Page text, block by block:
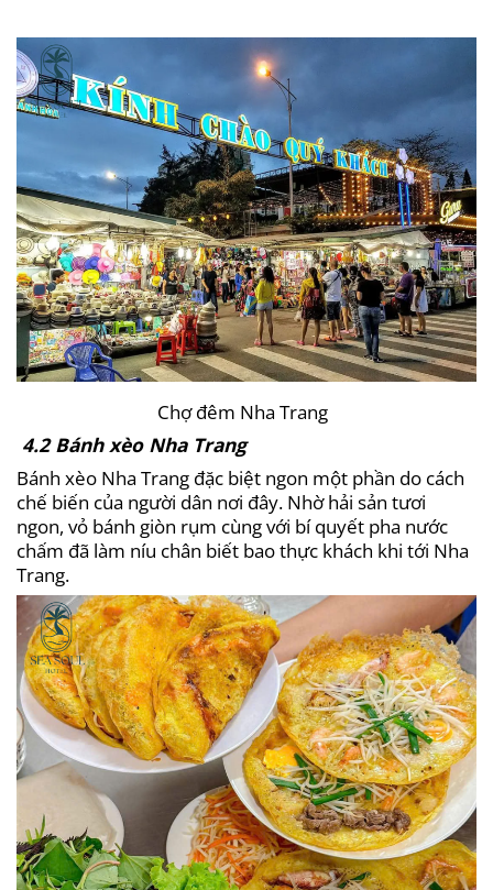
Chợ đêm Nha Trang
4.2 Bánh xèo Nha Trang
Bánh xèo Nha Trang đặc biệt ngon một phần do cách
chế biến của người dân nơi đây. Nhờ hải sản tươi
ngon, vỏ bánh giòn rụm cùng với bí quyết pha nước
chấm đã làm níu chân biết bao thực khách khi tới Nha
Trang.